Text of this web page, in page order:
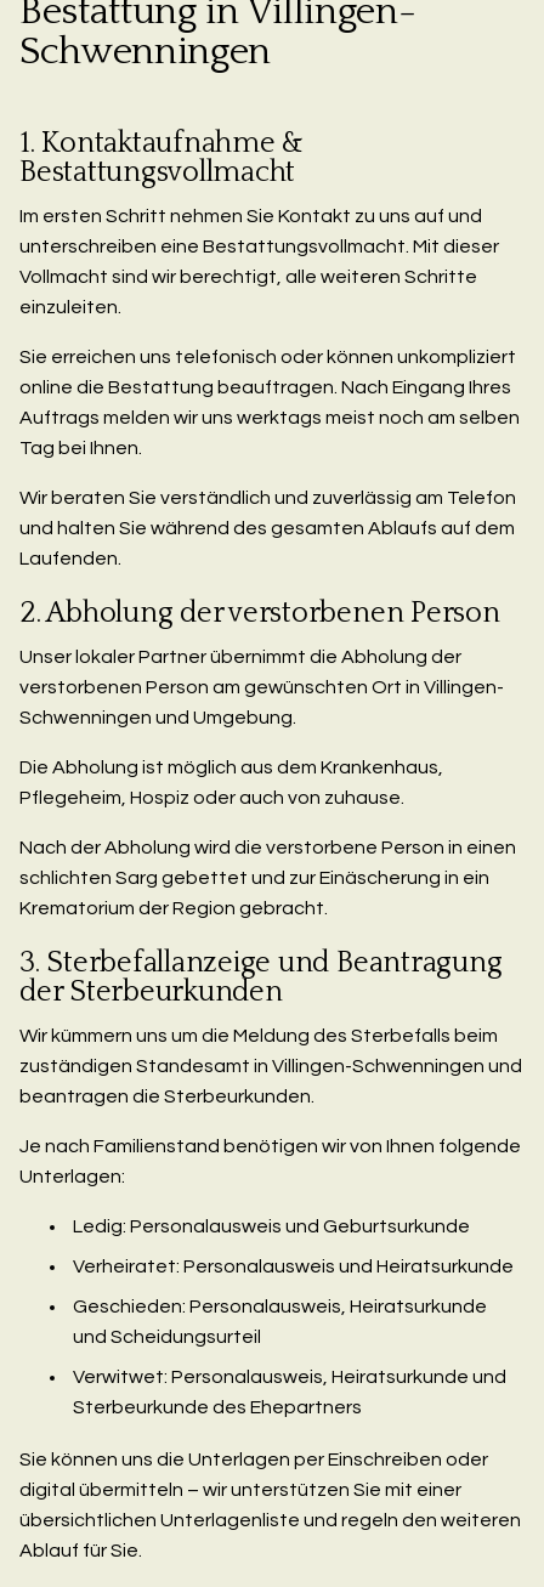
Bestattung in Villingen-
Schwenningen
1. Kontaktaufnahme &
Bestattungsvollmacht
Im ersten Schritt nehmen Sie Kontakt zu uns auf und
unterschreiben eine Bestattungsvollmacht. Mit dieser
Vollmacht sind wir berechtigt, alle weiteren Schritte
einzuleiten.
Sie erreichen uns telefonisch oder können unkompliziert
online die Bestattung beauftragen. Nach Eingang Ihres
Auftrags melden wir uns werktags meist noch am selben
Tag bei Ihnen.
Wir beraten Sie verständlich und zuverlässig am Telefon
und halten Sie während des gesamten Ablaufs auf dem
Laufenden.
2. Abholung der verstorbenen Person
Unser lokaler Partner übernimmt die Abholung der
verstorbenen Person am gewünschten Ort in Villingen-
Schwenningen und Umgebung.
Die Abholung ist möglich aus dem Krankenhaus,
Pflegeheim, Hospiz oder auch von zuhause.
Nach der Abholung wird die verstorbene Person in einen
schlichten Sarg gebettet und zur Einäscherung in ein
Krematorium der Region gebracht.
3. Sterbefallanzeige und Beantragung
der Sterbeurkunden
Wir kümmern uns um die Meldung des Sterbefalls beim
zuständigen Standesamt in Villingen-Schwenningen und
beantragen die Sterbeurkunden.
Je nach Familienstand benötigen wir von Ihnen folgende
Unterlagen:
Ledig: Personalausweis und Geburtsurkunde
Verheiratet: Personalausweis und Heiratsurkunde
Geschieden: Personalausweis, Heiratsurkunde
und Scheidungsurteil
Verwitwet: Personalausweis, Heiratsurkunde und
Sterbeurkunde des Ehepartners
Sie können uns die Unterlagen per Einschreiben oder
digital übermitteln – wir unterstützen Sie mit einer
übersichtlichen Unterlagenliste und regeln den weiteren
Ablauf für Sie.